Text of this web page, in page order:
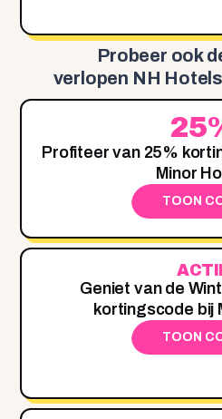
Probeer ook
verlopen NH
Profiteer van 25%
Minor
TOON
Geniet van de
kortingscode bij
TOON